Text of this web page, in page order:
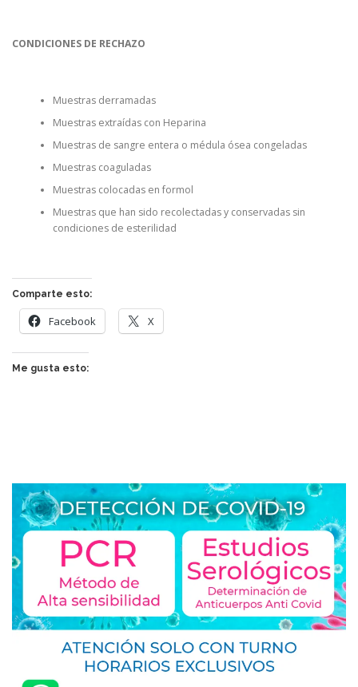
CONDICIONES DE RECHAZO
Muestras derramadas
Muestras extraídas con Heparina
Muestras de sangre entera o médula ósea congeladas
Muestras coaguladas
Muestras colocadas en formol
Muestras que han sido recolectadas y conservadas sin
condiciones de esterilidad
Comparte esto:
Facebook X
Me gusta esto: